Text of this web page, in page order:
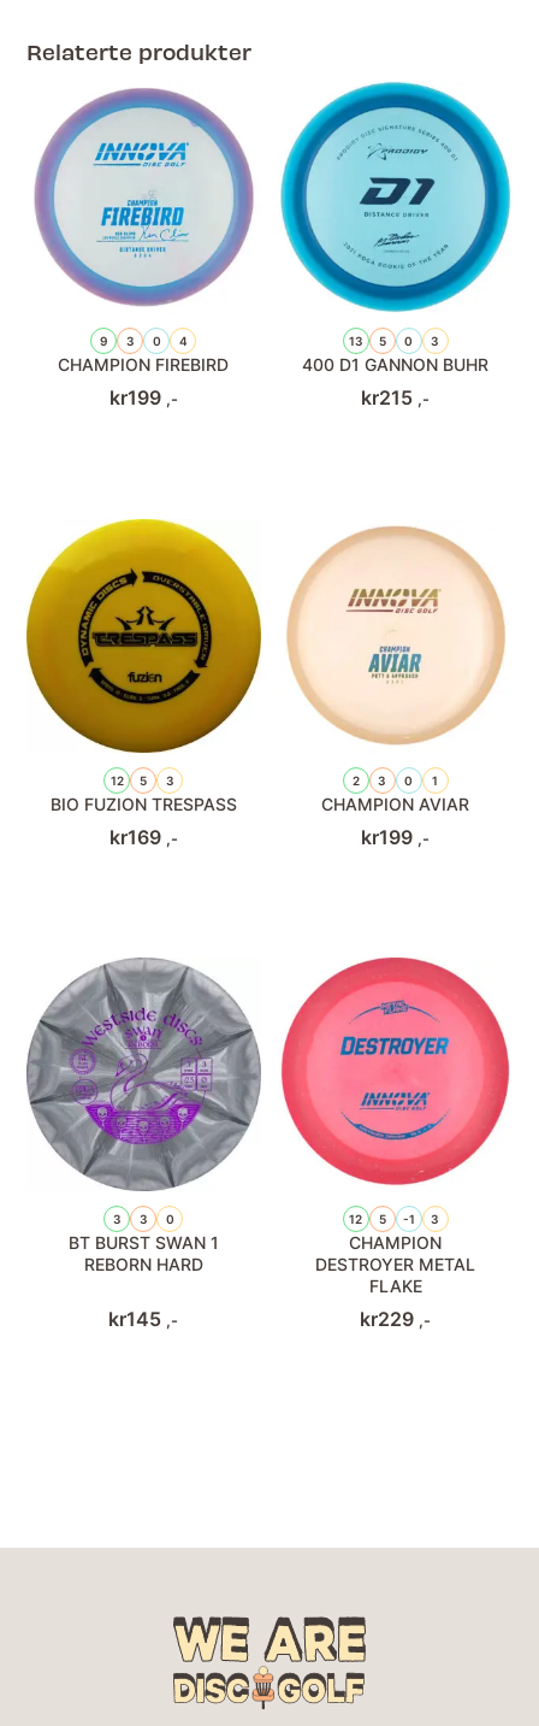
Relaterte produkter
9 3 0 4
CHAMPION FIREBIRD
kr199 ,-
13 5 0 3
400 D1 GANNON BUHR
kr215 ,-
12 5 3
BIO FUZION TRESPASS
kr169 ,-
2 3 0 1
CHAMPION AVIAR
kr199 ,-
3 3 0
BT BURST SWAN 1
REBORN HARD
kr145 ,-
12 5 -1 3
CHAMPION
DESTROYER METAL
FLAKE
kr229 ,-